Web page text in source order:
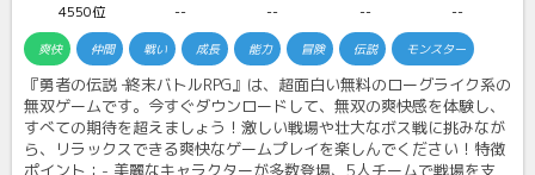
4550位
--
--
--
--
爽快 仲間 戦い 成長 能力 冒険 伝説 モンスター
『勇者の伝説 ‐終末バトルRPG』は、超面白い無料のローグライク系の
無双ゲームです。今すぐダウンロードして、無双の爽快感を体験し、
すべての期待を超えましょう！激しい戦場や壮大なボス戦に挑みなが
ら、リラックスできる爽快なゲームプレイを楽しんでください！特徴
ポイント：- 美麗なキャラクターが多数登場、5人チームで戦場を支